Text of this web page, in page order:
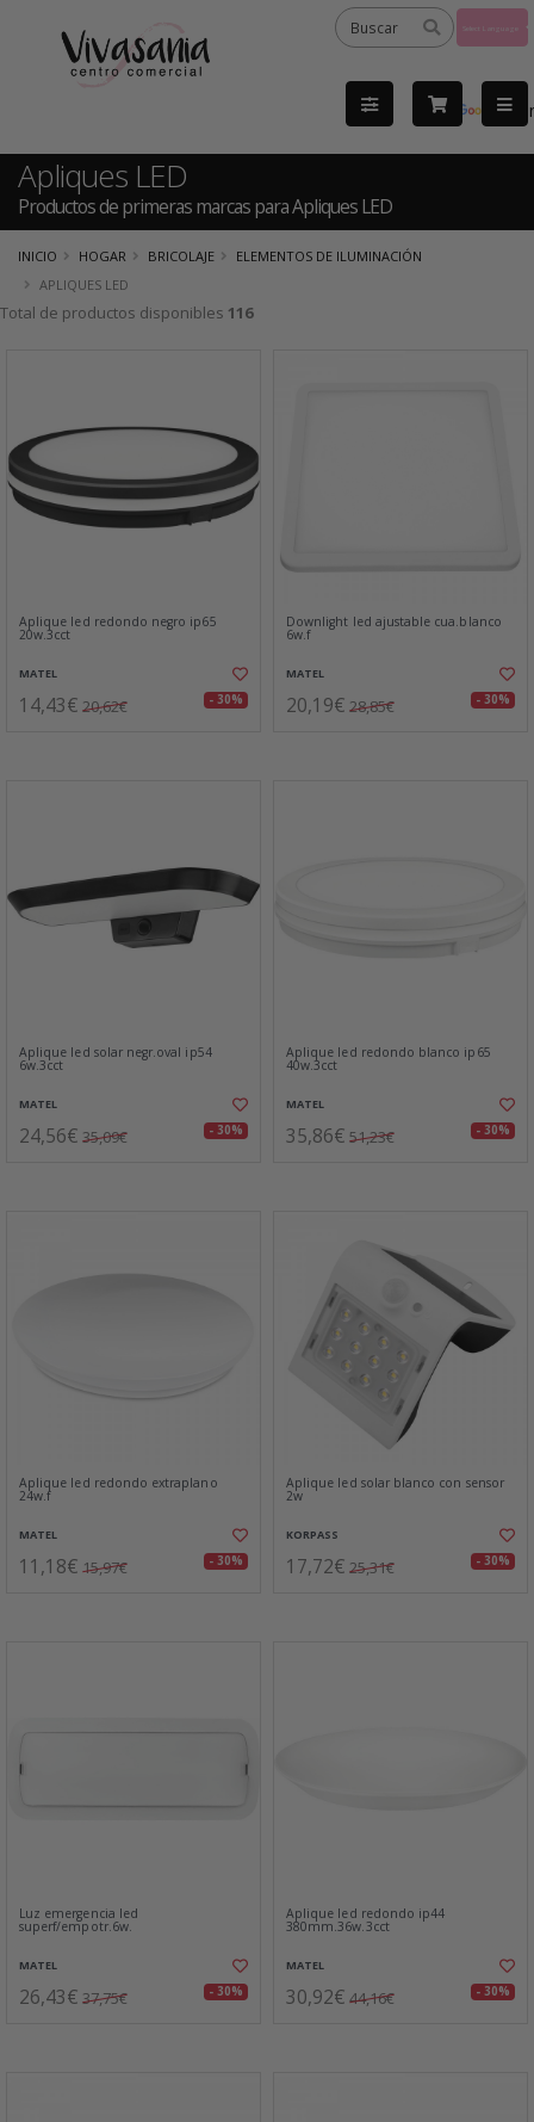
by
Apliques LED
Productos de primeras marcas para Apliques LED
INICIO HOGAR BRICOLAJE
ELEMENTOS DE ILUMINACIÓN
APLIQUES LED
Total de productos disponibles 116
Aplique led redondo negro ip65
20w.3cct
MATEL
14,43€ 20,62€ - 30%
Downlight led ajustable cua.blanco
6w.f
MATEL
20,19€ 28,85€ - 30%
Aplique led solar negr.oval ip54
6w.3cct
MATEL
24,56€ 35,09€ - 30%
Aplique led redondo blanco ip65
40w.3cct
MATEL
35,86€ 51,23€ - 30%
Aplique led redondo extraplano
24w.f
MATEL
11,18€ 15,97€ - 30%
Aplique led solar blanco con sensor
2w
KORPASS
17,72€ 25,31€ - 30%
Luz emergencia led
superf/empotr.6w.
MATEL
26,43€ 37,75€ - 30%
Aplique led redondo ip44
380mm.36w.3cct
MATEL
30,92€ 44,16€ - 30%